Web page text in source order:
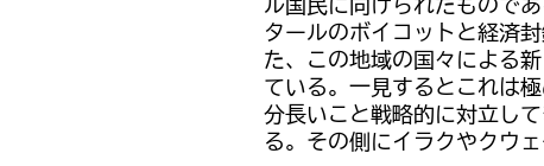
ル国民に向けられたもので
タールのボイコットと経済
た、この地域の国々による
ている。一見するとこれは
分長いこと戦略的に対立し
る。その側にイラクやクウ